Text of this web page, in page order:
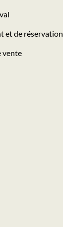
et de réservation
vente